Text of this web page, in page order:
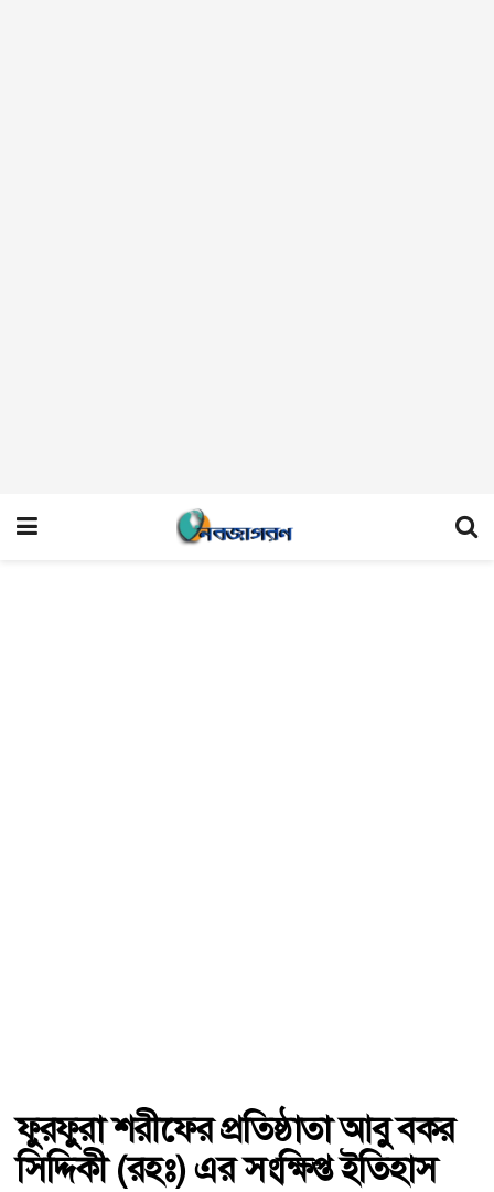
ফুরফুরা শরীফের প্রতিষ্ঠাতা আবু বকর
সিদ্দিকী (রহঃ) এর সংক্ষিপ্ত ইতিহাস